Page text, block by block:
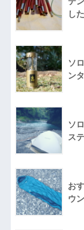
した
ソ
ン
ソ
ス
お
ウ